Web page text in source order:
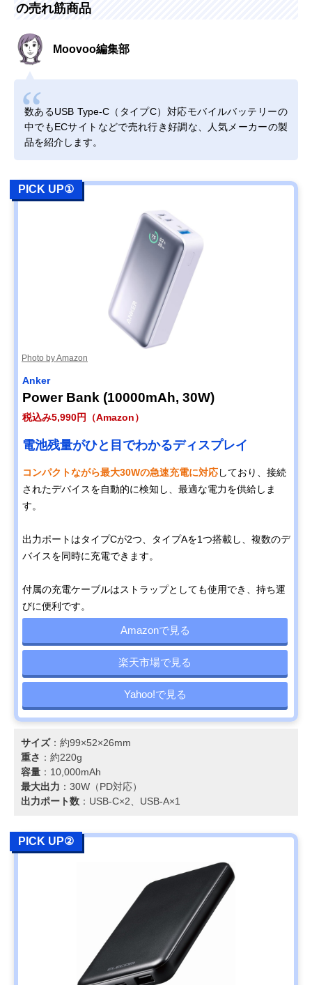
の売れ筋商品
Moovoo編集部
数あるUSB Type-C（タイプC）対応モバイルバッテリーの
中でもECサイトなどで売れ行き好調な、人気メーカーの製
品を紹介します。
PICK UP①
Photo by Amazon
Anker
Power Bank (10000mAh, 30W)
税込み5,990円（Amazon）
電池残量がひと目でわかるディスプレイ
コンパクトながら最大30Wの急速充電に対応しており、接続
されたデバイスを自動的に検知し、最適な電力を供給しま
す。
出力ポートはタイプCが2つ、タイプAを1つ搭載し、複数のデ
バイスを同時に充電できます。
付属の充電ケーブルはストラップとしても使用でき、持ち運
びに便利です。
Amazonで見る
楽天市場で見る
Yahoo!で見る
サイズ：約99×52×26mm
重さ ：約220g
容量 ：10,000mAh
最大出力 ：30W（PD対応）
出力ポート数 ：USB-C×2、USB-A×1
PICK UP②